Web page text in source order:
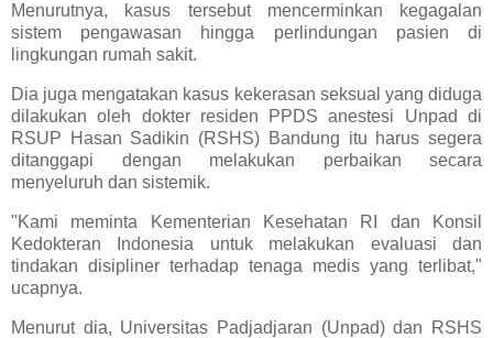
Menurutnya, kasus tersebut mencerminkan kegagalan
sistem pengawasan hingga perlindungan pasien di
lingkungan rumah sakit.
Dia juga mengatakan kasus kekerasan seksual yang diduga
dilakukan oleh dokter residen PPDS anestesi Unpad di
RSUP Hasan Sadikin (RSHS) Bandung itu harus segera
ditanggapi dengan melakukan perbaikan secara
menyeluruh dan sistemik.
"Kami meminta Kementerian Kesehatan RI dan Konsil
Kedokteran Indonesia untuk melakukan evaluasi dan
tindakan disipliner terhadap tenaga medis yang terlibat,"
ucapnya.
Menurut dia, Universitas Padjadjaran (Unpad) dan RSHS